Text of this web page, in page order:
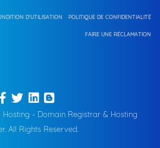
POLITIQUE DE CONFIDENTIALITÉ
D'UTILISATION
FAIRE UNE RÉCLAMATION
- Domain Registrar & Hosting
All Rights Reserved.